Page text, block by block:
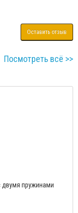
Оставить отзыв
Посмотреть всё >>
двумя пружинами